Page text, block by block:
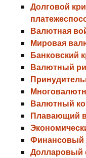
Долговой
Валютная
Мировая
Банковский
Валютный
Валютный
Плавающий
Финансовый
Долларовый